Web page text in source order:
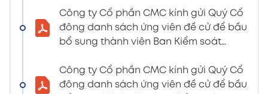
LIỆU HỌP ĐHĐCĐ THƯỜNG NIÊN NĂM 2024
(Tờ trình miễn nhiệm và bầu bổ sung TV –
6:07 PM
THÔNG BÁO MỜI HỌP VÀ ĐƯỜNG DẪN TÀI
Công ty Cổ phần CMC kính gửi Quý Cổ
đông danh sách ứng viên đề cử để bầu
bổ sung thành viên Ban Kiểm soát
Huyền)
Công ty Cổ phần CMC kính gửi Quý Cổ
đông danh sách ứng viên đề cử để bầu